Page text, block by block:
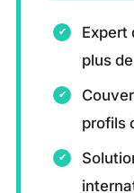
Expert
plus
profils